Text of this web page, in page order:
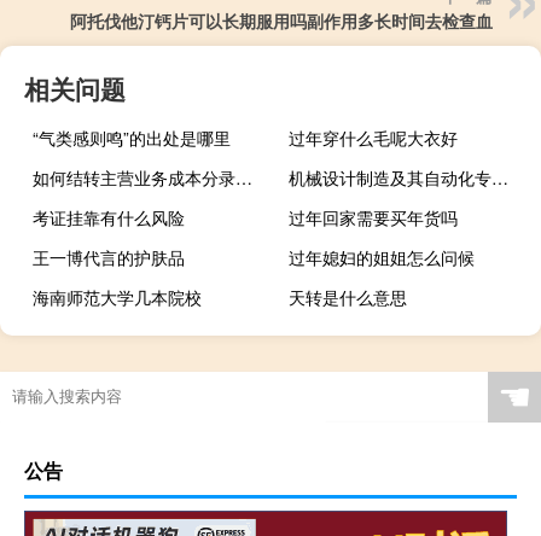
阿托伐他汀钙片可以长期服用吗副作用多长时间去检查血
相关问题
“气类感则鸣”的出处是哪里
过年穿什么毛呢大衣好
如何结转主营业务成本分录（主营业务成本分录）
机械设计制造及其自动化专业考研方向
考证挂靠有什么风险
过年回家需要买年货吗
王一博代言的护肤品
过年媳妇的姐姐怎么问候
海南师范大学几本院校
天转是什么意思
☚
公告